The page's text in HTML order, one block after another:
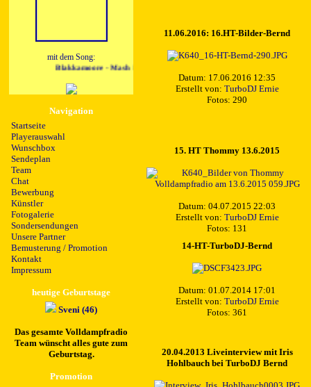
mit dem Song:
Blakkamoore - Mash Down Georgetown
Navigation
Startseite
Playerauswahl
Wunschbox
Sendeplan
Team
Chat
Bewerbung
Künstler
Fotogalerie
Sondersendungen
Unsere Partner
Bemusterung / Promotion
Kontakt
Impressum
heutige Geburtstage
Sveni (46)
Das gesamte Volldampfradio
Team wünscht alles gute zum
Geburtstag.
Promotion
11.06.2016: 16.HT-Bilder-Bernd
Datum: 17.06.2016 12:35
Erstellt von: TurboDJ Ernie
Fotos: 290
15. HT Thommy 13.6.2015
Datum: 04.07.2015 22:03
Erstellt von: TurboDJ Ernie
Fotos: 131
14-HT-TurboDJ-Bernd
Datum: 01.07.2014 17:01
Erstellt von: TurboDJ Ernie
Fotos: 361
20.04.2013 Liveinterview mit Iris
Hohlbauch bei TurboDJ Bernd